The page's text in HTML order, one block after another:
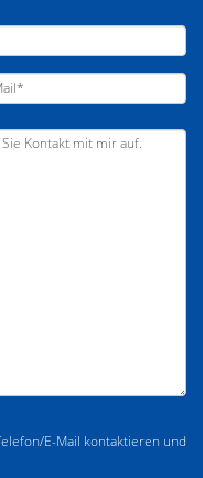
E-Mail kontaktieren und